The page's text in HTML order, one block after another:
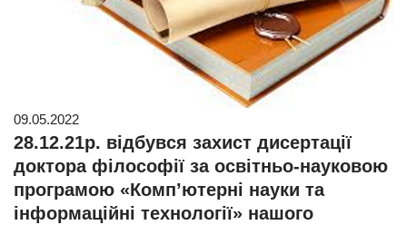
09.05.2022
28.12.21р. відбувся захист дисертації
доктора філософії за освітньо-науковою
програмою «Комп’ютерні науки та
інформаційні технології» нашого